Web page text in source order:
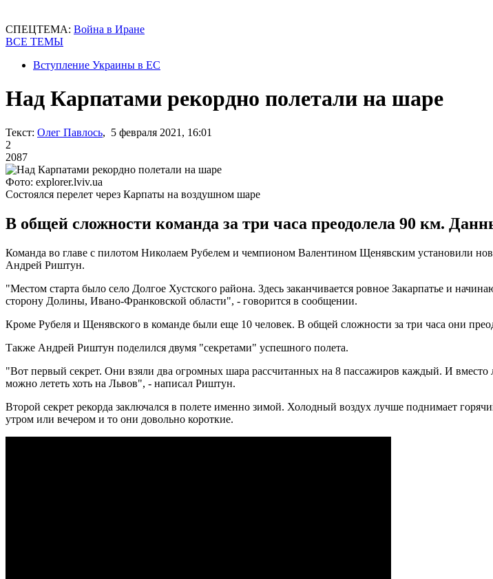
СПЕЦТЕМА: Война в Иране
ВСЕ ТЕМЫ
Вступление Украины в ЕС
Над Карпатами рекордно полетали на шаре
Текст: Олег Павлось, 5 февраля 2021, 16:01
2
2087
Фото: explorer.lviv.ua
Состоялся перелет через Карпаты на воздушном шаре
В общей сложности команда за три часа преодолела 90 км.
Команда во главе с пилотом Николаем Рубелем и чемпионом Валентином Щенявским установили
Андрей Риштун.
"Местом старта было село Долгое Хустского района. Здесь заканчивается ровное Закарпатье и
сторону Долины, Ивано-Франковской области", - говорится в сообщении.
Кроме Рубеля и Щенявского в команде были еще 10 человек. В общей сложности за три часа они
Также Андрей Риштун поделился двумя "секретами" успешного полета.
"Вот первый секрет. Они взяли два огромных шара рассчитанных на 8 пассажиров каждый. И
можно лететь хоть на Львов", - написал Риштун.
Второй секрет рекорда заключался в полете именно зимой. Холодный воздух лучше поднимает
утром или вечером и то они довольно короткие.